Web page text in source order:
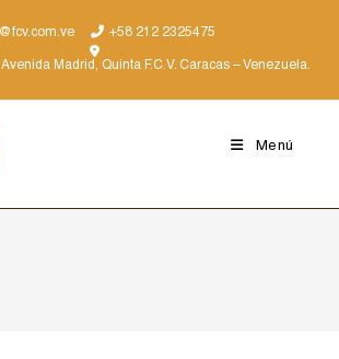
+58 212 2325475
Madrid, Quinta F.C.V. Caracas – Venezuela.
Menú